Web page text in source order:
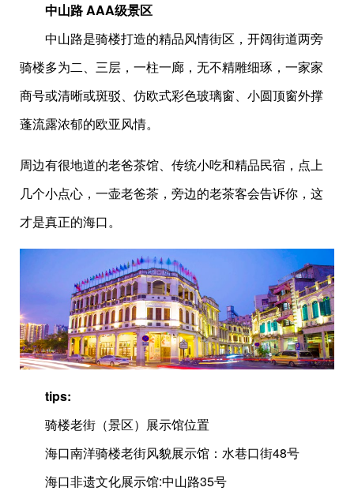
中山路 AAA级景区
中山路是骑楼打造的精品风情街区，开阔街道两旁
骑楼多为二、三层，一柱一廊，无不精雕细琢，一家家
商号或清晰或斑驳、仿欧式彩色玻璃窗、小圆顶窗外撑
蓬流露浓郁的欧亚风情。
周边有很地道的老爸茶馆、传统小吃和精品民宿，点上
几个小点心，一壶老爸茶，旁边的老茶客会告诉你，这
才是真正的海口。
tips:
骑楼老街（景区）展示馆位置
海口南洋骑楼老街风貌展示馆：水巷口街48号
海口非遗文化展示馆:中山路35号